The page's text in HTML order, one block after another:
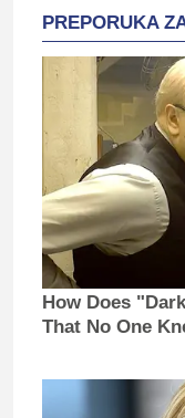
PREPORUKA
How Does
That No One